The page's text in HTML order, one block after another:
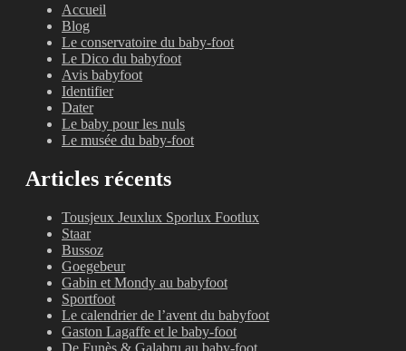
Accueil
Blog
Le conservatoire du baby-foot
Le Dico du babyfoot
Avis babyfoot
Identifier
Dater
Le baby pour les nuls
Le musée du baby-foot
Articles récents
Tousjeux Jeuxlux Sporlux Footlux
Staar
Bussoz
Goegebeur
Gabin et Mondy au babyfoot
Sportfoot
Le calendrier de l’avent du babyfoot
Gaston Lagaffe et le baby-foot
De Funès & Galabru au baby-foot